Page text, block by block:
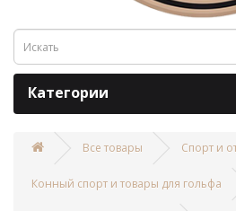
Категории
Все товары Спорт и
Конный спорт и товары для гольфа